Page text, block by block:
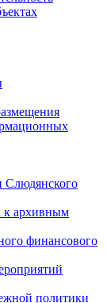
Слюдянского
к архивным
финансового
политики